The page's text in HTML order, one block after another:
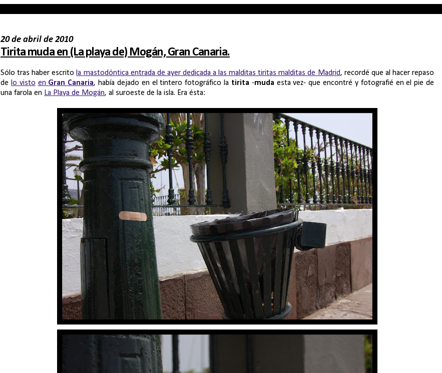
20 de abril de 2010
Tirita muda en (La playa de) Mogán, Gran Canaria.
Sólo tras haber escrito la mastodóntica entrada de ayer dedicada a las malditas tiritas malditas de Madrid, recordé que al hacer repaso
de lo visto en Gran Canaria, había dejado en el tintero fotográfico la tirita -muda esta vez- que encontré y fotografié en el pie de
una farola en La Playa de Mogán, al suroeste de la isla. Era ésta: